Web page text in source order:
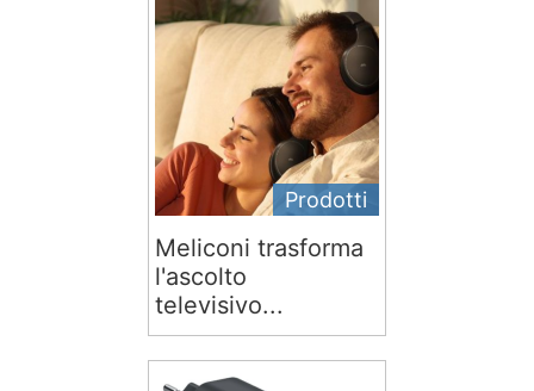
Prodotti
Meliconi trasforma
l'ascolto
televisivo...